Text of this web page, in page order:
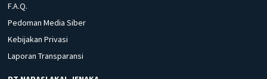
F.A.Q.
Pedoman Media Siber
Kebijakan Privasi
Laporan Transparansi